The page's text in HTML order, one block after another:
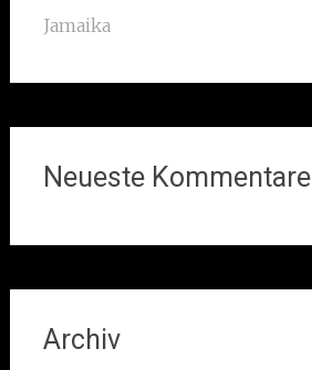
Jamaika
Neueste Kommentare
Archiv